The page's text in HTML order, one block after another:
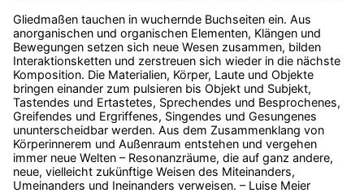
Gliedmaßen tauchen in wuchernde Buchseiten ein. Aus
anorganischen und organischen Elementen, Klängen und
Bewegungen setzen sich neue Wesen zusammen, bilden
Interaktionsketten und zerstreuen sich wieder in die nächste
Komposition. Die Materialien, Körper, Laute und Objekte
bringen einander zum pulsieren bis Objekt und Subjekt,
Tastendes und Ertastetes, Sprechendes und Besprochenes,
Greifendes und Ergriffenes, Singendes und Gesungenes
ununterscheidbar werden. Aus dem Zusammenklang von
Körperinnerem und Außenraum entstehen und vergehen
immer neue Welten – Resonanzräume, die auf ganz andere,
neue, vielleicht zukünftige Weisen des Miteinanders,
Umeinanders und Ineinanders verweisen. – Luise Meier